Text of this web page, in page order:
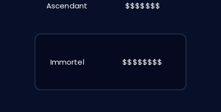
Ascendant $$$$$$$
Immortel $$$$$$$$